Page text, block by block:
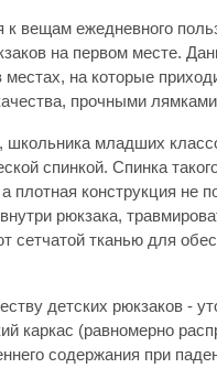
к вещам ежедневного
на первом месте.
на которые
прочными
младших
спинкой. Спинка
плотная конструкция не
рюкзака,
сетчатой тканью для
детских рюкзаков -
каркас (равномерно
содержания при